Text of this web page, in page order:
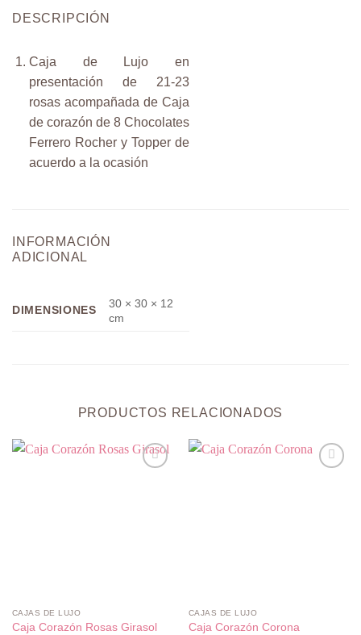
DESCRIPCIÓN
Caja de Lujo en
presentación de 21-23
rosas acompañada de Caja
de corazón de 8 Chocolates
Ferrero Rocher y Topper de
acuerdo a la ocasión
INFORMACIÓN
ADICIONAL
DIMENSIONES
30 × 30 × 12
cm
PRODUCTOS RELACIONADOS
CAJAS DE LUJO
Caja Corazón Rosas Girasol
CAJAS DE LUJO
Caja Corazón Corona